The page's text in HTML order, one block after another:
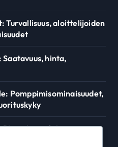
Turvallisuus, aloittelijoiden
hinta,
Pomppimisominaisuudet,
Pinta-interaktio,